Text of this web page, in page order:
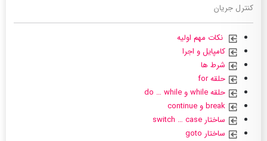
کنترل جریان
نکات مهم اولیه
کامپایل و اجرا
شرط ها
حلقه for
حلقه while و do … while
break و continue
ساختار switch … case
ساختار goto